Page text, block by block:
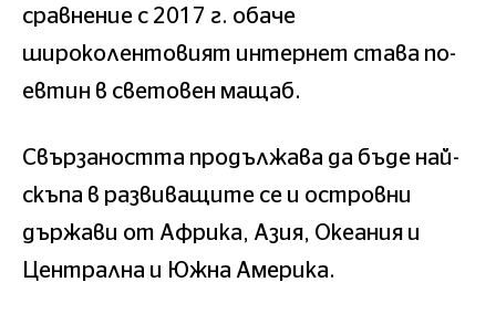
сравнение с 2017 г. обаче
широколентовият интернет става по-
евтин в световен мащаб.
Свързаността продължава да бъде най-
скъпа в развиващите се и островни
държави от Африка, Азия, Океания и
Централна и Южна Америка.